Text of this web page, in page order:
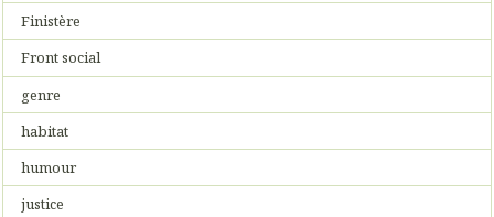
Finistère
Front social
genre
habitat
humour
justice